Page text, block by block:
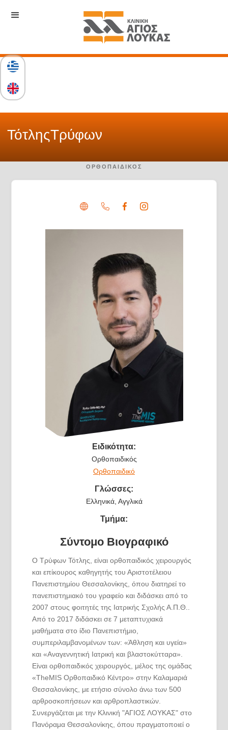
ΤότληςΤρύφων
ΟΡΘΟΠΑΙΔΙΚΌΣ
Ειδικότητα:
Ορθοπαιδικός
Ορθοπαιδικό
Γλώσσες:
Ελληνικά, Αγγλικά
Τμήμα:
Σύντομο Βιογραφικό
Ο Τρύφων Τότλης, είναι ορθοπαιδικός χειρουργός
και επίκουρος καθηγητής του Αριστοτέλειου
Πανεπιστημίου Θεσσαλονίκης, όπου διατηρεί το
πανεπιστημιακό του γραφείο και διδάσκει από το
2007 στους φοιτητές της Ιατρικής Σχολής Α.Π.Θ..
Από το 2017 διδάσκει σε 7 μεταπτυχιακά
μαθήματα στο ίδιο Πανεπιστήμιο,
συμπεριλαμβανομένων των: «Άθληση και υγεία»
και «Αναγεννητική Ιατρική και βλαστοκύτταρα».
Είναι ορθοπαιδικός χειρουργός, μέλος της ομάδας
«TheMIS Ορθοπαιδικό Κέντρο» στην Καλαμαριά
Θεσσαλονίκης, με ετήσιο σύνολο άνω των 500
αρθροσκοπήσεων και αρθροπλαστικών.
Συνεργάζεται με την Κλινική "ΑΓΙΟΣ ΛΟΥΚΑΣ" στο
Πανόραμα Θεσσαλονίκης, όπου πραγματοποιεί ο